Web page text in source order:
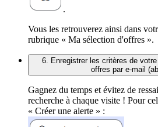
.
Vous les retrouverez ainsi dans
rubrique « Ma sélection d'offres ».
6. Enregistrer les critères de
offres par e-mail
Gagnez du temps et évitez de
recherche à chaque visite ! Pour
« Créer une alerte » :